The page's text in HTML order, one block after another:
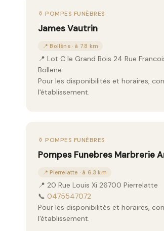
⚱️ POMPES FUNÈBRES
James Vautrin
📍 Bollène · à 7.8 km
📍 Lot C le Grand Bois 24 Rue
Bollene
Pour les disponibilités et horaires,
l'établissement.
⚱️ POMPES FUNÈBRES
Pompes Funebres Marbrerie
📍 Pierrelatte · à 6.3 km
📍 20 Rue Louis Xi 26700 Pierrelatte
📞 0475547072
Pour les disponibilités et horaires,
l'établissement.